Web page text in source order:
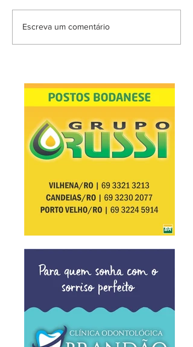
Escreva um comentário